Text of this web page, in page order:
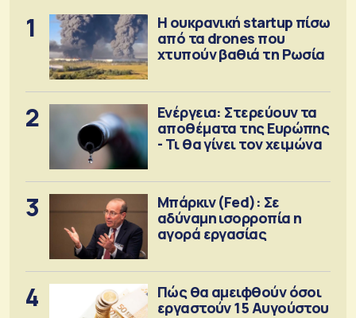
1
Η ουκρανική startup πίσω
από τα drones που
χτυπούν βαθιά τη Ρωσία
2
Ενέργεια: Στερεύουν τα
αποθέματα της Ευρώπης
- Τι θα γίνει τον χειμώνα
3
Μπάρκιν (Fed): Σε
αδύναμη ισορροπία η
αγορά εργασίας
4
Πώς θα αμειφθούν όσοι
εργαστούν 15 Αυγούστου